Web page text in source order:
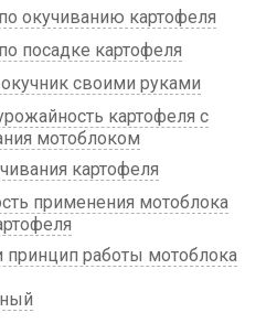
окучиванию картофеля
посадке картофеля
своими руками
картофеля с
мотоблоком
картофеля
применения мотоблока
принцип работы мотоблока